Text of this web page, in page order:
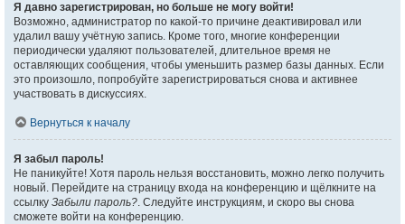
Я давно зарегистрирован, но больше не могу войти!
Возможно, администратор по какой-то причине деактивировал или
удалил вашу учётную запись. Кроме того, многие конференции
периодически удаляют пользователей, длительное время не
оставляющих сообщения, чтобы уменьшить размер базы данных. Если
это произошло, попробуйте зарегистрироваться снова и активнее
участвовать в дискуссиях.
Вернуться к началу
Я забыл пароль!
Не паникуйте! Хотя пароль нельзя восстановить, можно легко получить
новый. Перейдите на страницу входа на конференцию и щёлкните на
ссылку Забыли пароль?. Следуйте инструкциям, и скоро вы снова
сможете войти на конференцию.